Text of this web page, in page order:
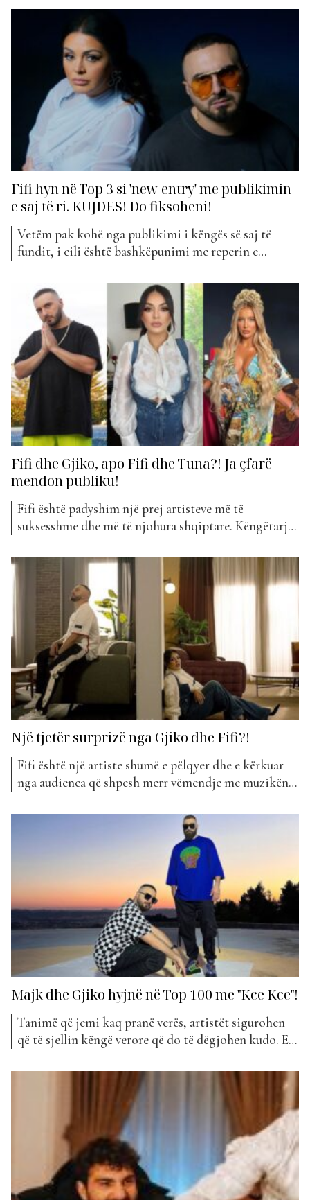
një prej artisteve më të suksesshme dhe më të
njohura shqiptare. Këngët e saj shumë të ndjera që
prekin zemrat e publikut kthehen menjëherë në...
Fifi hyn në Top 3 si 'new entry' me publikimin
e saj të ri. KUJDES! Do fiksoheni!
Vetëm pak kohë nga publikimi i këngës së saj të
fundit, i cili është bashkëpunimi me reperin e
me një surprizë të re për ndjekësit e saj. Ishte
partneri i saj Adisi ai që ka postuar fillimisht një
foto në ‘Instastory’ nga...
Fifi dhe Gjiko, apo Fifi dhe Tuna?! Ja çfarë
mendon publiku!
Fifi është padyshim një prej artisteve më të
suksesshme dhe më të njohura shqiptare. Këngëtarja
dhe koncerte të shumta. Fifi ka publikuar mjaft
bashkëpunime këtë periudhë. I fundit ka qenë
pikërisht ai me Gjikon, “Djegi krejt”, që është bërë
pjesë...
Një tjetër surprizë nga Gjiko dhe Fifi?!
Fifi është një artiste shumë e pëlqyer dhe e kërkuar
nga audienca që shpesh merr vëmendje me muzikën e
si një verë që padyshim do të quhet vera e
bashkëpunimeve, Fifi prej ditësh na kishte lajmëruar
Majk dhe Gjiko hyjnë në Top 100 me "Kce Kce"!
Tanimë që jemi kaq pranë verës, artistët sigurohen
që të sjellin këngë verore që do të dëgjohen kudo. E
një, këngëtarët bëhen bashkë. Disa prej tyre na kanë
paralajmëruar se do të vijnë në bashkëpunim e së